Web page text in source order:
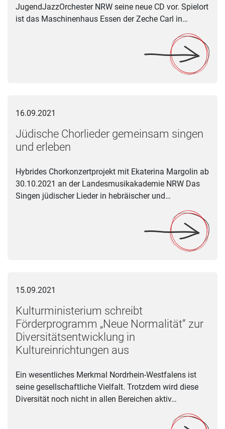
JugendJazzOrchester NRW seine neue CD vor. Spielort
ist das Maschinenhaus Essen der Zeche Carl in…
16.09.2021
Jüdische Chorlieder gemeinsam singen
und erleben
Hybrides Chorkonzertprojekt mit Ekaterina Margolin ab
30.10.2021 an der Landesmusikakademie NRW Das
Singen jüdischer Lieder in hebräischer und…
15.09.2021
Kulturministerium schreibt
Förderprogramm „Neue Normalität“ zur
Diversitätsentwicklung in
Kultureinrichtungen aus
Ein wesentliches Merkmal Nordrhein-Westfalens ist
seine gesellschaftliche Vielfalt. Trotzdem wird diese
Diversität noch nicht in allen Bereichen aktiv…